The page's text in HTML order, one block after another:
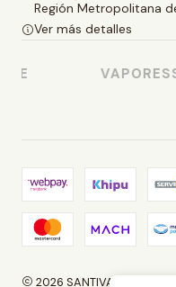
Región Metropolitana
Ver más detalles
2026 SANTIVAPE.